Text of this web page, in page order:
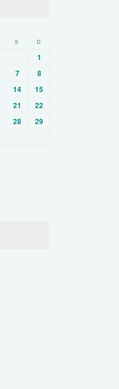
S D
1
7
8
14
15
21
22
28
29